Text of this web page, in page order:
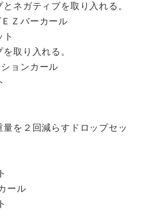
ネガティブを取り入れる。
Ｚバーカール
ト
取り入れる。
ョンカール
を２回減らすドロップセッ
ール